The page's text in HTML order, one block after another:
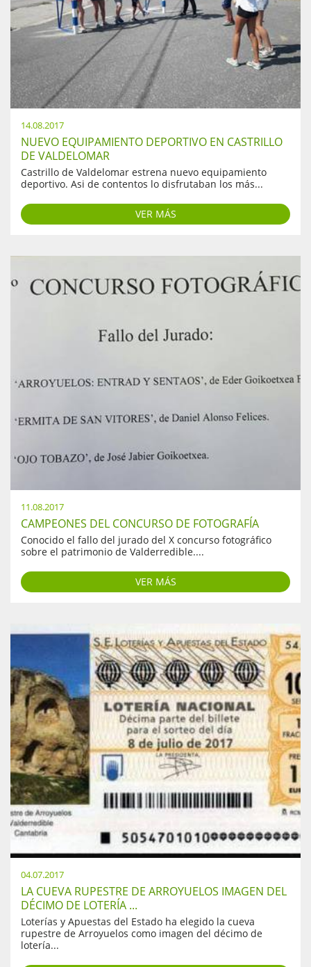
14.08.2017
NUEVO EQUIPAMIENTO DEPORTIVO EN CASTRILLO
DE VALDELOMAR
Castrillo de Valdelomar estrena nuevo equipamiento
deportivo. Asi de contentos lo disfrutaban los más...
VER MÁS
11.08.2017
CAMPEONES DEL CONCURSO DE FOTOGRAFÍA
Conocido el fallo del jurado del X concurso fotográfico
sobre el patrimonio de Valderredible....
VER MÁS
04.07.2017
LA CUEVA RUPESTRE DE ARROYUELOS IMAGEN DEL
DÉCIMO DE LOTERÍA ...
Loterías y Apuestas del Estado ha elegido la cueva
rupestre de Arroyuelos como imagen del décimo de
lotería...